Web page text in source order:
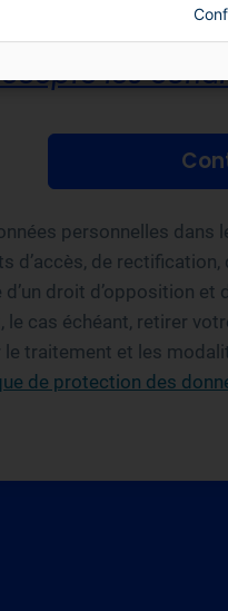
les
personnelles dans
d’accès, de
d’un droit d’opposition
le cas échéant, retirer
traitement et les
de protection des